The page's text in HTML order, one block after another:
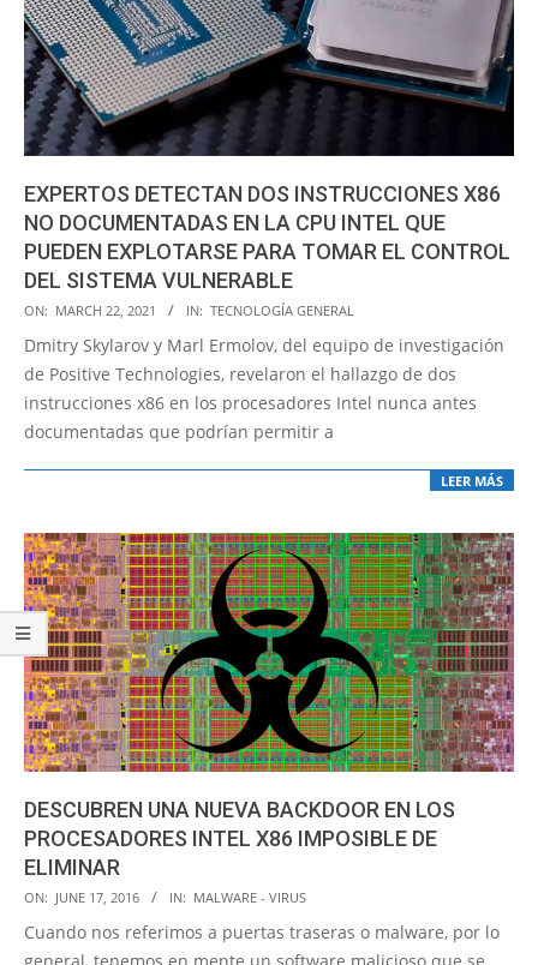
EXPERTOS DETECTAN DOS INSTRUCCIONES X86
NO DOCUMENTADAS EN LA CPU INTEL QUE
PUEDEN EXPLOTARSE PARA TOMAR EL CONTROL
DEL SISTEMA VULNERABLE
2021-
03-
22
ON: MARCH 22, 2021 IN: TECNOLOGÍA GENERAL
Dmitry Skylarov y Marl Ermolov, del equipo de investigación
de Positive Technologies, revelaron el hallazgo de dos
instrucciones x86 en los procesadores Intel nunca antes
documentadas que podrían permitir a
LEER MÁS
DESCUBREN UNA NUEVA BACKDOOR EN LOS
PROCESADORES INTEL X86 IMPOSIBLE DE
ELIMINAR
2016-
06-
ON: JUNE 17, 2016 IN: MALWARE - VIRUS
Cuando nos referimos a puertas traseras o malware, por lo
general, tenemos en mente un software malicioso que se